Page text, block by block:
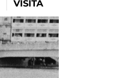
VISITA